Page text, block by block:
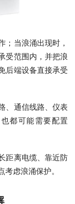
当浪涌出现时，
受范围内，并把浪
后端设备直接承受
通信线路、仪表
都可能需要配置
离电缆、靠近防
虑浪涌保护。